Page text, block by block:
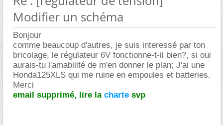
Modifier un schéma
Bonjour
comme beaucoup d'autres, je suis interessé par ton
bricolage, le régulateur 6V fonctionne-t-il bien?, si oui
aurais-tu l'amabilité de m'en donner le plan; J'ai une
Honda125XLS qui me ruine en empoules et batteries.
Merci
email supprimé, lire la charte svp